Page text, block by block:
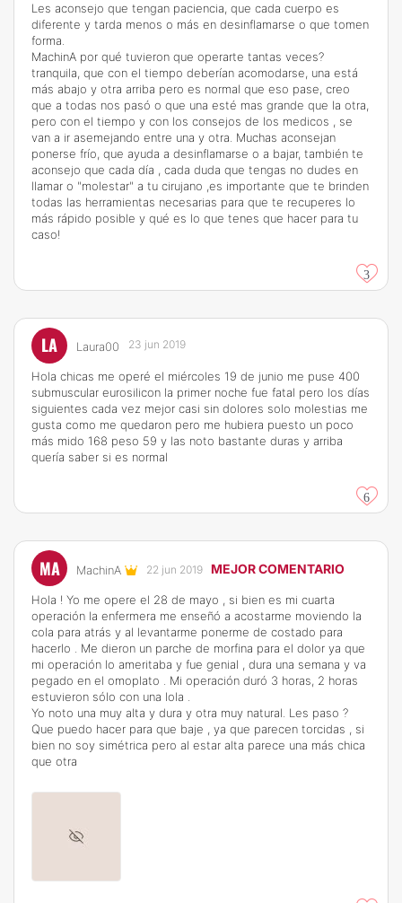
Les aconsejo que tengan paciencia, que cada cuerpo es
diferente y tarda menos o más en desinflamarse o que tomen
forma.
MachinA por qué tuvieron que operarte tantas veces?
tranquila, que con el tiempo deberían acomodarse, una está
más abajo y otra arriba pero es normal que eso pase, creo
que a todas nos pasó o que una esté mas grande que la otra,
pero con el tiempo y con los consejos de los medicos , se
van a ir asemejando entre una y otra. Muchas aconsejan
ponerse frío, que ayuda a desinflamarse o a bajar, también te
aconsejo que cada día , cada duda que tengas no dudes en
llamar o "molestar" a tu cirujano ,es importante que te brinden
todas las herramientas necesarias para que te recuperes lo
más rápido posible y qué es lo que tenes que hacer para tu
caso!
3
LA Laura00 23 jun 2019
Hola chicas me operé el miércoles 19 de junio me puse 400
submuscular eurosilicon la primer noche fue fatal pero los días
siguientes cada vez mejor casi sin dolores solo molestias me
gusta como me quedaron pero me hubiera puesto un poco
más mido 168 peso 59 y las noto bastante duras y arriba
quería saber si es normal
6
MA MachinA 22 jun 2019 MEJOR COMENTARIO
Hola ! Yo me opere el 28 de mayo , si bien es mi cuarta
operación la enfermera me enseñó a acostarme moviendo la
cola para atrás y al levantarme ponerme de costado para
hacerlo . Me dieron un parche de morfina para el dolor ya que
mi operación lo ameritaba y fue genial , dura una semana y va
pegado en el omoplato . Mi operación duró 3 horas, 2 horas
estuvieron sólo con una lola .
Yo noto una muy alta y dura y otra muy natural. Les paso ?
Que puedo hacer para que baje , ya que parecen torcidas , si
bien no soy simétrica pero al estar alta parece una más chica
que otra